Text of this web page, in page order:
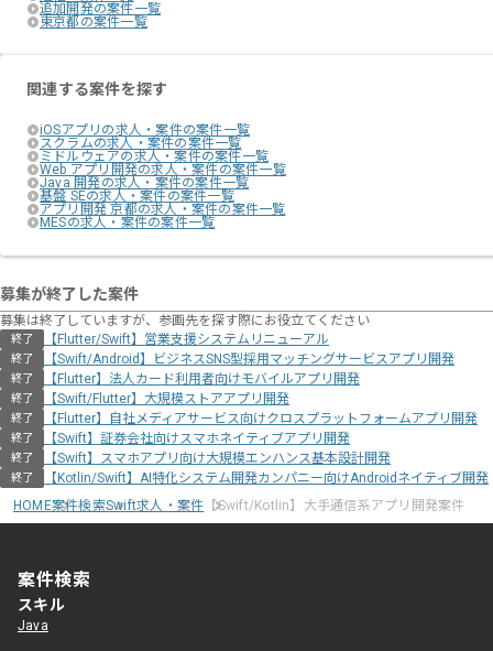
追加開発の案件一覧
東京都の案件一覧
関連する案件を探す
iOSアプリの求人・案件の案件一覧
スクラムの求人・案件の案件一覧
ミドルウェアの求人・案件の案件一覧
Web アプリ開発の求人・案件の案件一覧
Java 開発の求人・案件の案件一覧
基盤 SEの求人・案件の案件一覧
アプリ開発 京都の求人・案件の案件一覧
MESの求人・案件の案件一覧
募集が終了した案件
募集は終了していますが、参画先を探す際にお役立てください
終了 【Flutter/Swift】営業支援システムリニューアル
終了 【Swift/Android】ビジネスSNS型採用マッチングサービスアプリ開発
終了 【Flutter】法人カード利用者向けモバイルアプリ開発
終了 【Swift/Flutter】大規模ストアアプリ開発
終了 【Flutter】自社メディアサービス向けクロスプラットフォームアプリ開発
終了 【Swift】証券会社向けスマホネイティブアプリ開発
終了 【Swift】スマホアプリ向け大規模エンハンス基本設計開発
終了
【Kotlin/Swift】AI特化システム開発カンパニー向けAndroidネイティブ開発
HOME案件検索Swift求人・案件 【Swift/Kotlin】大手通信系アプリ開発案件
案件検索
スキル
Java